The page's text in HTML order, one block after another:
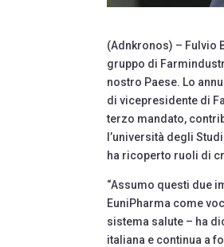
(Adnkronos) – Fulvio
gruppo di
nostro Paese. Lo
di vicepresidente di
terzo mandato,
l’università degli
ha ricoperto ruoli di
“Assumo questi due
EuniPharma come
sistema salute – ha
italiana e continua a